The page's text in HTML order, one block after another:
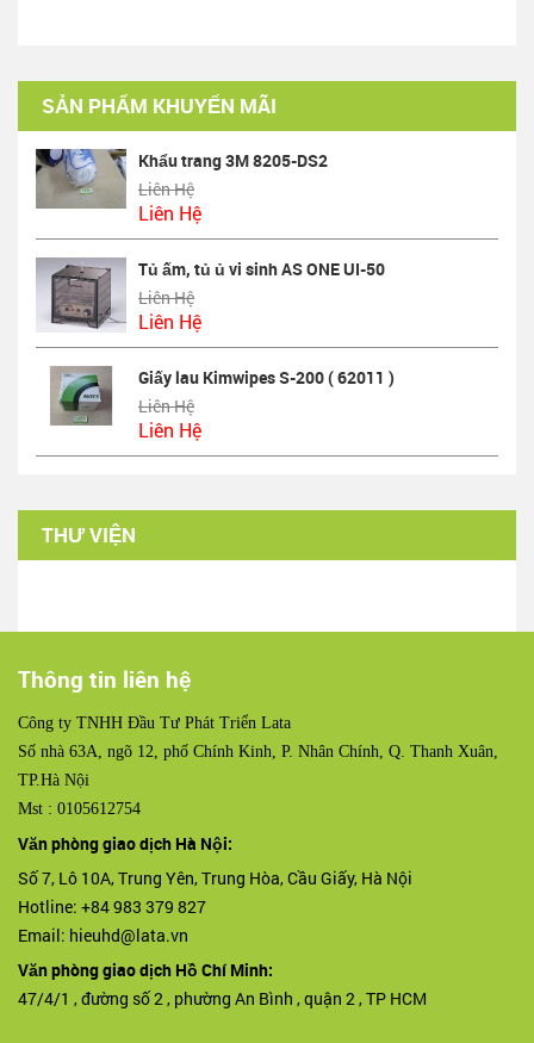
SẢN PHẨM KHUYẾN MÃI
Khẩu trang 3M 8205-DS2
Liên Hệ
Liên Hệ
Tủ ấm, tủ ủ vi sinh AS ONE UI-50
Liên Hệ
Liên Hệ
Giấy lau Kimwipes S-200 ( 62011 )
Liên Hệ
Liên Hệ
THƯ VIỆN
Thông tin liên hệ
Công ty TNHH Đầu Tư Phát Triển Lata
Số nhà 63A, ngõ 12, phố Chính Kinh, P. Nhân Chính, Q. Thanh Xuân,
TP.Hà Nội
Mst : 0105612754
Văn phòng giao dịch Hà Nội:
Số 7, Lô 10A, Trung Yên, Trung Hòa, Cầu Giấy, Hà Nội
Hotline: +84 983 379 827
Email: hieuhd@lata.vn
Văn phòng giao dịch Hồ Chí Minh:
47/4/1 , đường số 2 , phường An Bình , quận 2 , TP HCM